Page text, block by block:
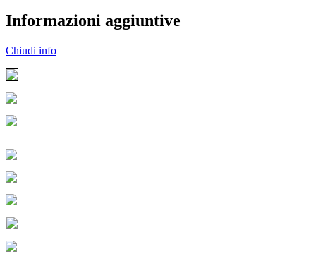
Informazioni aggiuntive
Chiudi info